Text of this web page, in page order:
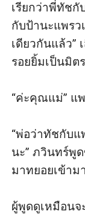
เรียกว่าพี่ทัชกั
กับป้านะแพรว
เดียวกันแล้ว”
รอยยิ้มเป็นมิตร
“ค่ะคุณแม่” แ
“พ่อว่าทัชกับ
นะ” ภวินทร์พู
มาทยอยเข้าม
ผู้พูดดูเหมือนจ